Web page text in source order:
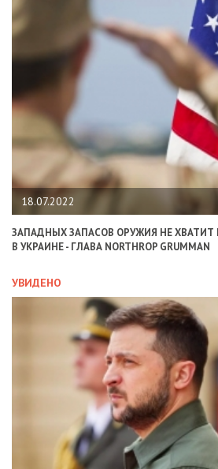
18.07.2022
ЗАПАДНЫХ ЗАПАСОВ ОРУЖИЯ НЕ
В УКРАИНЕ - ГЛАВА NORTHROP GRUMMAN
УВИДЕНО